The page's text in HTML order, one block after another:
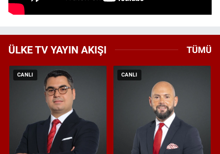
ÜLKE TV YAYIN AKIŞI TÜMÜ
CANLI CANLI